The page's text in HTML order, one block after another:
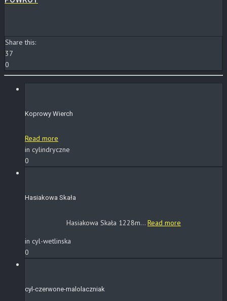
Share this:
37
0
Koprowy Wierch
Read more
in cylindryczne
0
Hasiakowa Skała
Hasiakowa Skała 1228m... Read more
in cyl-wetlinska
0
cyl-czerwone-malolaczniak